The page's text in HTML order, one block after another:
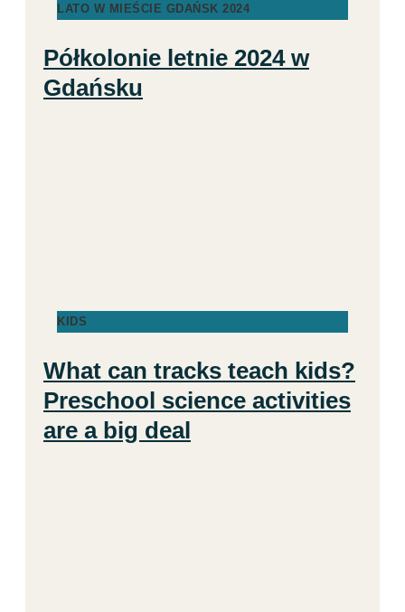
LATO W MIEŚCIE GDAŃSK 2024
Półkolonie letnie 2024 w
Gdańsku
KIDS
What can tracks teach kids?
Preschool science activities
are a big deal